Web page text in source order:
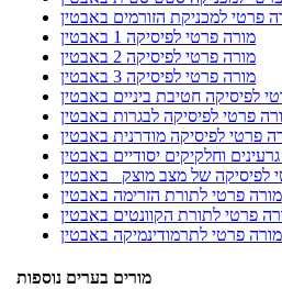
פרטי למכניקת הזורמים באבטין
מורה פרטי לפיסיקה 1 באבטין
מורה פרטי לפיסיקה 2 באבטין
מורה פרטי לפיסיקה 3 באבטין
לפיסיקה חטיבת ביניים באבטין
פרטי לפיסיקה לבגרות באבטין
פרטי לפיסיקה מודרנית באבטין
וחלקיקים יסודיים באבטין
לפיסיקה של מצב מוצק באבטין
מורה פרטי לתורת הזרימה באבטין
פרטי לתורת הקוונטים באבטין
מורה פרטי לתרמודינמיקה באבטין
מורים בערים נוספות